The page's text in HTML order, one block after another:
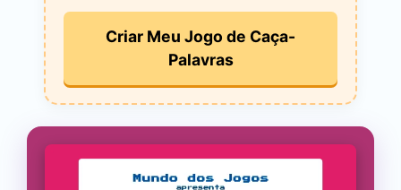
Criar Meu Jogo de Caça-
Palavras